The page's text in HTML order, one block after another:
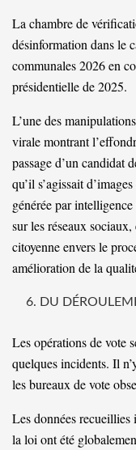
La chambre de
désinformation dans le
communales 2026 en
présidentielle de 2025.
L’une des
virale montrant
passage d’un candidat
qu’il s’agissait
générée par
sur les réseaux
citoyenne envers le
amélioration de la
DU
Les opérations de vote
quelques incidents. Il
les bureaux de vote
Les données recueillies
la loi ont été